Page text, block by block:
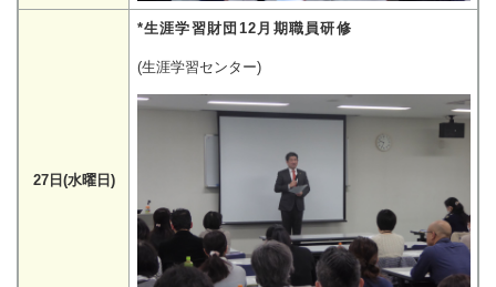
27日(水曜日)
*生涯学習財団12月期職員研修
(生涯学習センター)